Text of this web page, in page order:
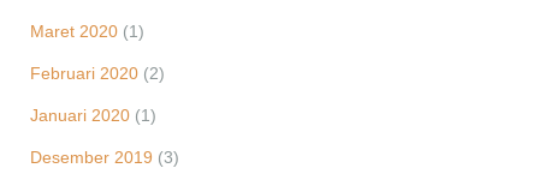
Maret 2020 (1)
Februari 2020 (2)
Januari 2020 (1)
Desember 2019 (3)